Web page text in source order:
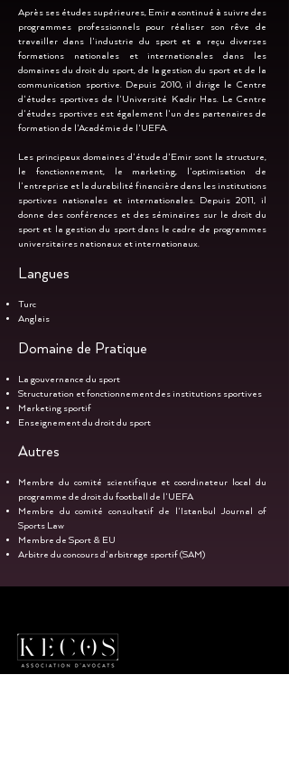
Après ses études supérieures, Emir a continué à suivre des
programmes professionnels pour réaliser son rêve de
travailler dans l'industrie du sport et a reçu diverses
formations nationales et internationales dans les
domaines du droit du sport, de la gestion du sport et de la
communication sportive. Depuis 2010, il dirige le Centre
d'études sportives de l'Université Kadir Has. Le Centre
d'études sportives est également l'un des partenaires de
formation de l'Académie de l'UEFA.
Les principaux domaines d'étude d'Emir sont la structure,
le fonctionnement, le marketing, l'optimisation de
l'entreprise et la durabilité financière dans les institutions
sportives nationales et internationales. Depuis 2011, il
donne des conférences et des séminaires sur le droit du
sport et la gestion du sport dans le cadre de programmes
universitaires nationaux et internationaux.
Langues
Turc
Anglais
Domaine de Pratique
La gouvernance du sport
Structuration et fonctionnement des institutions sportives
Marketing sportif
Enseignement du droit du sport
Autres
Membre du comité scientifique et coordinateur local du
programme de droit du football de l'UEFA
Membre du comité consultatif de l'Istanbul Journal of
Sports Law
Membre de Sport & EU
Arbitre du concours d'arbitrage sportif (SAM)